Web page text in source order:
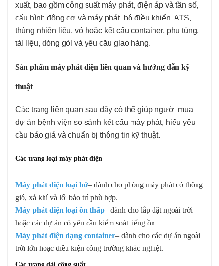
xuất, bao gồm công suất máy phát, điện áp và tần số,
cấu hình động cơ và máy phát, bộ điều khiển, ATS,
thùng nhiên liệu, vỏ hoặc kết cấu container, phụ tùng,
tài liệu, đóng gói và yêu cầu giao hàng.
Sản phẩm máy phát điện liên quan và hướng dẫn kỹ
thuật
Các trang liên quan sau đây có thể giúp người mua
dự án bệnh viện so sánh kết cấu máy phát, hiểu yêu
cầu báo giá và chuẩn bị thông tin kỹ thuật.
Các trang loại máy phát điện
Máy phát điện loại hở– dành cho phòng máy phát có thông
gió, xả khí và lối bảo trì phù hợp.
Máy phát điện loại ồn thấp– dành cho lắp đặt ngoài trời
hoặc các dự án có yêu cầu kiểm soát tiếng ồn.
Máy phát điện dạng container– dành cho các dự án ngoài
trời lớn hoặc điều kiện công trường khắc nghiệt.
Các trang dải công suất